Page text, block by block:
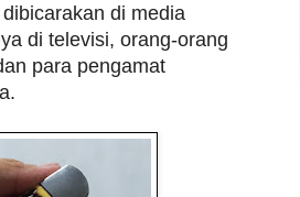
di media
di televisi, orang-orang
para pengamat